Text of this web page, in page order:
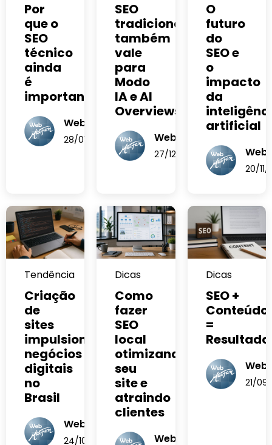
Por
que o
SEO
técnico
ainda
é
importante?
WebMARFAN
28/01/2026
SEO
tradicional
também
vale
para
Modo
IA e AI
Overviews
WebMARFAN
27/12/2025
O
futuro
do
SEO e
o
impacto
da
artificial
20/11/
Tendência
Criação
de
sites
impulsiona
negócios
digitais
no
Brasil
WebMARFAN
24/10/2025
Dicas
Como
fazer
SEO
local
otimizando
seu
site e
atraindo
clientes
WebMARFAN
Dicas
SEO +
Conteúdo
=
Resultado
21/